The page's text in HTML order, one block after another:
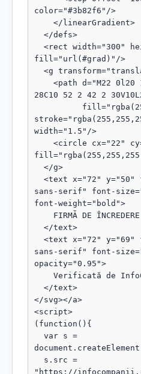
color="#3b82f6"/>
fill="url(#grad)"/>
28C10 52 2 42 2
width="1.5"/>
sans-serif" font-
font-weight="bold">
sans-serif" font-
opacity="0.95">
</svg></a>
<script>
(function(){
"https://